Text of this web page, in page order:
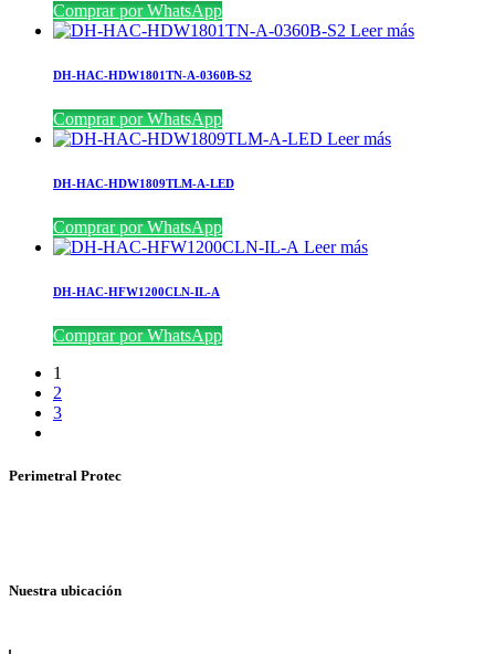
Comprar por WhatsApp
Leer más
DH-HAC-HDW1801TN-A-0360B-S2
Comprar por WhatsApp
Leer más
DH-HAC-HDW1809TLM-A-LED
Comprar por WhatsApp
Leer más
DH-HAC-HFW1200CLN-IL-A
Comprar por WhatsApp
1
2
3
Perimetral Protec
Nuestra ubicación